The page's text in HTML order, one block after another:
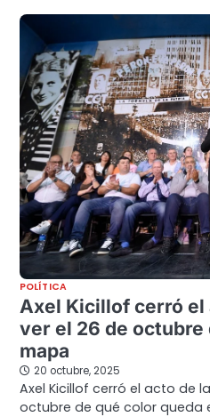
POLÍTICA
Axel Kicillof cerró el
ver el 26 de octubre
mapa
20 octubre, 2025
Axel Kicillof cerró el acto de
octubre de qué color queda